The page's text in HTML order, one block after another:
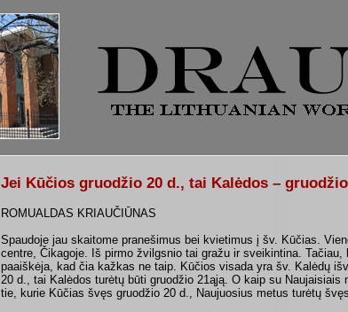
Jei Kūčios gruodžio 20 d., tai Kalėdos –
ROMUALDAS KRIAUČIŪNAS
Spaudoje jau skaitome pranešimus bei kvietimus į šv. Kūčias.
centre, Čikagoje. Iš pirmo žvilgsnio tai gražu ir sveikintina.
paaiškėja, kad čia kažkas ne taip. Kūčios visada yra šv. Kalėdų
20 d., tai Kalėdos turėtų būti gruodžio 21­ąją. O kaip su Naujaisiais
tie, kurie Kūčias švęs gruodžio 20 d., Naujuosius metus turėtų